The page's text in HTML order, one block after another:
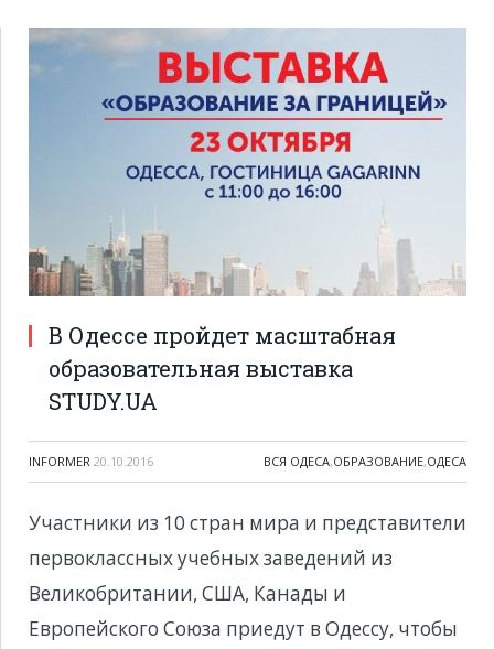
В Одессе пройдет масштабная
образовательная выставка
STUDY.UA
INFORMER 20.10.2016 ВСЯ ОДЕСА,ОБРАЗОВАНИЕ,ОДЕСА
Участники из 10 стран мира и представители
первоклассных учебных заведений из
Великобритании, США, Канады и
Европейского Союза приедут в Одессу, чтобы